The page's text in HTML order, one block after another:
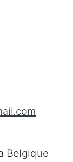
Belgique